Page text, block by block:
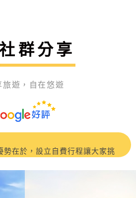
班牙8大城市、葡萄牙4景
最西端、海洋的起點,見證
國。
群分享
旅遊，自在悠遊
快閃東歐】奧捷斯匈 東歐七大名